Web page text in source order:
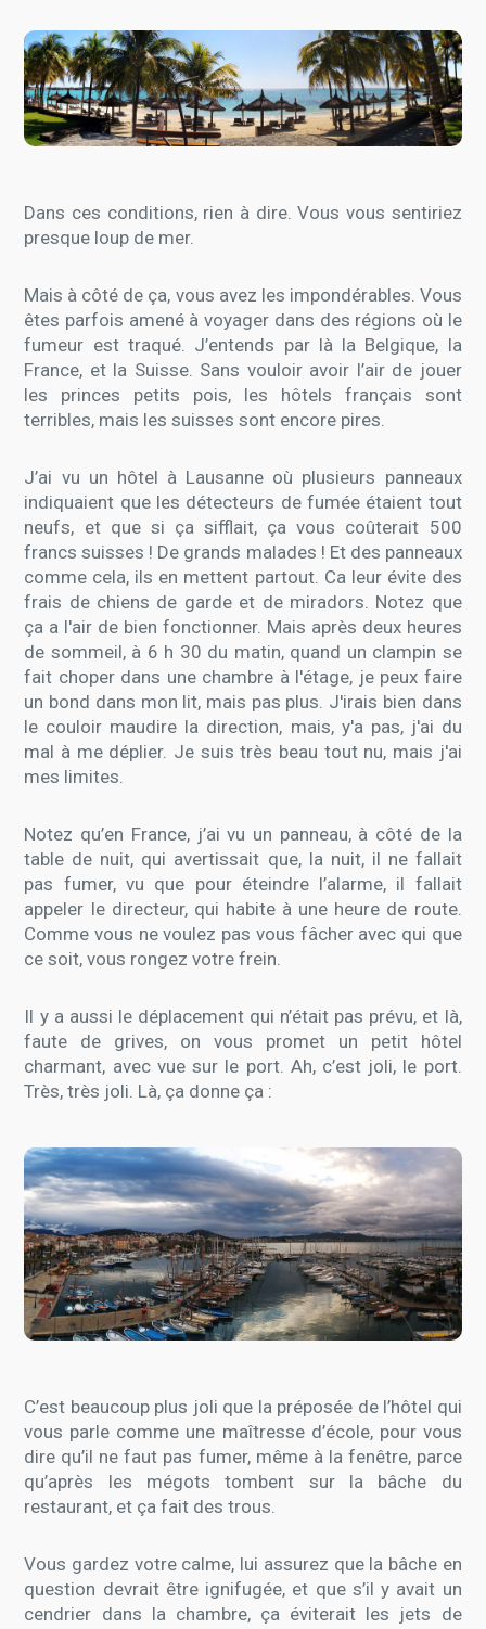
Dans ces conditions, rien à dire. Vous vous sentiriez
presque loup de mer.
Mais à côté de ça, vous avez les impondérables. Vous
êtes parfois amené à voyager dans des régions où le
fumeur est traqué. J’entends par là la Belgique, la
France, et la Suisse. Sans vouloir avoir l’air de jouer
les princes petits pois, les hôtels français sont
terribles, mais les suisses sont encore pires.
J’ai vu un hôtel à Lausanne où plusieurs panneaux
indiquaient que les détecteurs de fumée étaient tout
neufs, et que si ça sifflait, ça vous coûterait 500
francs suisses ! De grands malades ! Et des panneaux
comme cela, ils en mettent partout. Ca leur évite des
frais de chiens de garde et de miradors. Notez que
ça a l'air de bien fonctionner. Mais après deux heures
de sommeil, à 6 h 30 du matin, quand un clampin se
fait choper dans une chambre à l'étage, je peux faire
un bond dans mon lit, mais pas plus. J'irais bien dans
le couloir maudire la direction, mais, y'a pas, j'ai du
mal à me déplier. Je suis très beau tout nu, mais j'ai
mes limites.
Notez qu’en France, j’ai vu un panneau, à côté de la
table de nuit, qui avertissait que, la nuit, il ne fallait
pas fumer, vu que pour éteindre l’alarme, il fallait
appeler le directeur, qui habite à une heure de route.
Comme vous ne voulez pas vous fâcher avec qui que
ce soit, vous rongez votre frein.
Il y a aussi le déplacement qui n’était pas prévu, et là,
faute de grives, on vous promet un petit hôtel
charmant, avec vue sur le port. Ah, c’est joli, le port.
Très, très joli. Là, ça donne ça :
C’est beaucoup plus joli que la préposée de l’hôtel qui
vous parle comme une maîtresse d’école, pour vous
dire qu’il ne faut pas fumer, même à la fenêtre, parce
qu’après les mégots tombent sur la bâche du
restaurant, et ça fait des trous.
Vous gardez votre calme, lui assurez que la bâche en
question devrait être ignifugée, et que s’il y avait un
cendrier dans la chambre, ça éviterait les jets de